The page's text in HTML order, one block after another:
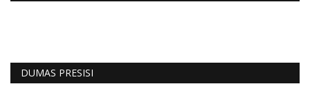
DUMAS PRESISI